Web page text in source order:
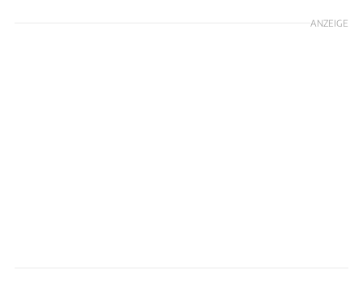
ANZEIGE